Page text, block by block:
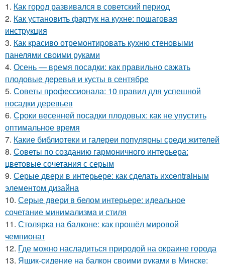
1. Как город развивался в советский период
2. Как установить фартук на кухне: пошаговая
инструкция
3. Как красиво отремонтировать кухню стеновыми
панелями своими руками
4. Осень — время посадки: как правильно сажать
плодовые деревья и кусты в сентябре
5. Советы профессионала: 10 правил для успешной
посадки деревьев
6. Сроки весенней посадки плодовых: как не упустить
оптимальное время
7. Какие библиотеки и галереи популярны среди жителей
8. Советы по созданию гармоничного интерьера:
цветовые сочетания с серым
9. Серые двери в интерьере: как сделать ихcentralным
элементом дизайна
10. Серые двери в белом интерьере: идеальное
сочетание минимализма и стиля
11. Столярка на балконе: как прошёл мировой
чемпионат
12. Где можно насладиться природой на окраине города
13. Ящик-сидение на балкон своими руками в Минске: